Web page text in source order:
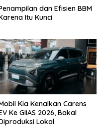
dan Efisien BBM
Itu Kunci
Kia Kenalkan Carens
Ke GIIAS 2026, Bakal
Lokal